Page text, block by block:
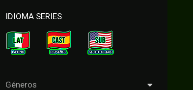
IDIOMA SERIES
Géneros